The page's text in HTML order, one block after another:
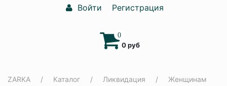
Войти Регистрация
0
0 руб
ZARKA Каталог Ликвидация
Женщинам